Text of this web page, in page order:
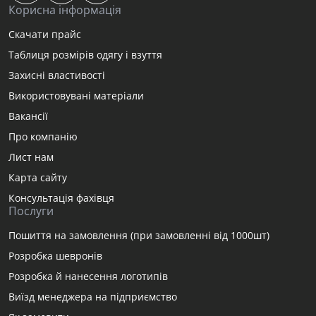
з антипілінговою обробкою. Вона оснащена високим
численними кишенями. Підходить для
повсякденного носіння, чергувань, тренувань або
поїздок на природу.
Куртка Storm — утеплений варіант із сучасним
синтетичним наповнювачем. Зовнішня тканина має
водовідштовхувальні властивості та стійка до вітру.
Ергономічний крій не сковує рухів, дозволяючи
використовувати одяг у динамічному середовищі.
Всі вироби розроблені з акцентом на практичну
користь. Вони поєднують функціональність, сучасний
крій і стриманий дизайн, що підходить до різного
одягу та умов експлуатації.
Переваги тактичного одягу 1991
Тактична лінійка бренду 1991 створюється з
Корисна інформація
Скачати прайс
Таблиця розмірів одягу і взуття
Захисні властивості
Використовувані матеріали
Вакансії
Про компанію
Лист нам
Карта сайту
Консультація фахівця
Послуги
Пошиття на замовлення (при замовленні від 1000шт)
Розробка шевронів
Розробка й нанесення логотипів
Виїзд менеджера на підприємство